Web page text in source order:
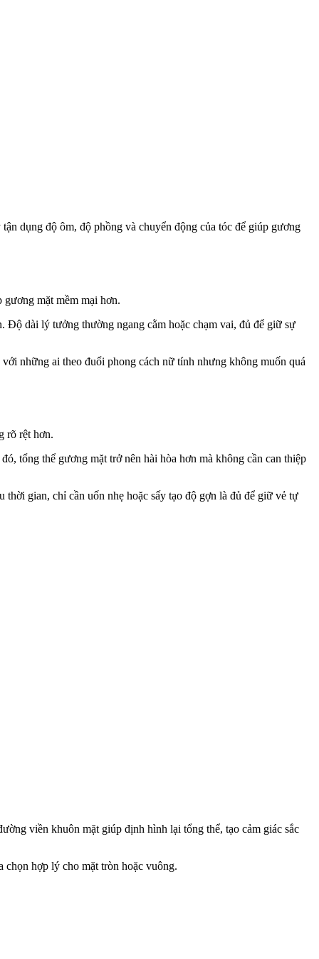
dụng độ ôm, độ phồng và chuyển động của tóc để giúp gương
mặt mềm mại hơn.
Độ dài lý tưởng thường ngang cằm hoặc chạm vai, đủ để giữ sự
những ai theo đuổi phong cách nữ tính nhưng không muốn quá
rõ rệt hơn.
tổng thể gương mặt trở nên hài hòa hơn mà không cần can thiệp
gian, chỉ cần uốn nhẹ hoặc sấy tạo độ gợn là đủ để giữ vẻ tự
viền khuôn mặt giúp định hình lại tổng thể, tạo cảm giác sắc
hợp lý cho mặt tròn hoặc vuông.